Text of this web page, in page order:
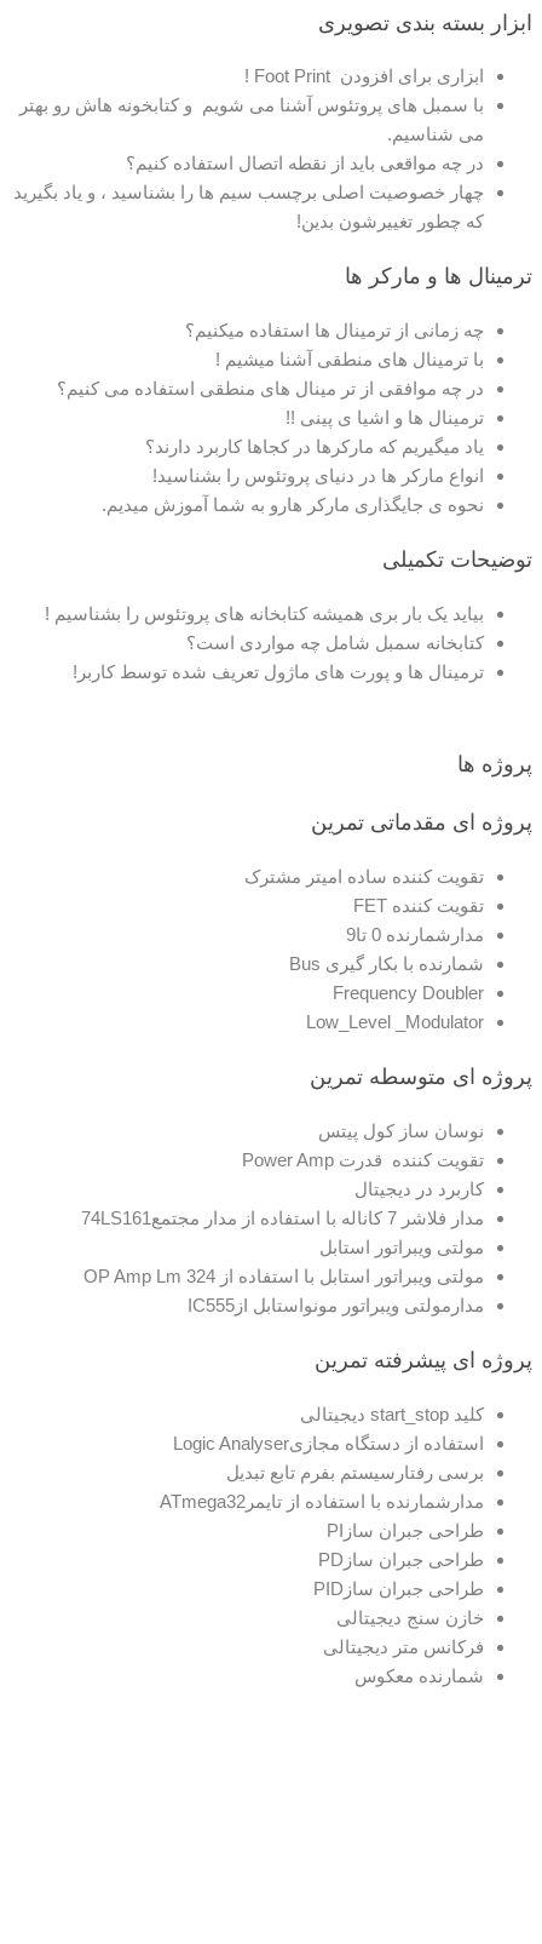
ابزار بسته بندی تصویری
ابزاری برای افزودن Foot Print !
با سمبل های پروتئوس آشنا می شویم و کتابخونه هاش رو بهتر
می شناسیم.
در چه مواقعی باید از نقطه اتصال استفاده کنیم؟
چهار خصوصیت اصلی برچسب سیم ها را بشناسید ، و یاد بگیرید
که چطور تغییرشون بدین!
ترمینال ها و مارکر ها
چه زمانی از ترمینال ها استفاده میکنیم؟
با ترمینال های منطقی آشنا میشیم !
در چه موافقی از تر مینال های منطقی استفاده می کنیم؟
ترمینال ها و اشیا ی پینی !!
یاد میگیریم که مارکرها در کجاها کاربرد دارند؟
انواع مارکر ها در دنیای پروتئوس را بشناسید!
نحوه ی جایگذاری مارکر هارو به شما آموزش میدیم.
توضیحات تکمیلی
بیاید یک بار بری همیشه کتابخانه های پروتئوس را بشناسیم !
کتابخانه سمبل شامل چه مواردی است؟
ترمینال ها و پورت های ماژول تعریف شده توسط کاربر!
پروژه ها
پروژه ای مقدماتی تمرین
تقویت کننده ساده امیتر مشترک
تقویت کننده FET
مدارشمارنده 0 تا9
شمارنده با بکار گیری Bus
Frequency Doubler
Low_Level _Modulator
پروژه ای متوسطه تمرین
نوسان ساز کول پیتس
تقویت کننده قدرت Power Amp
کاربرد در دیجیتال
مدار فلاشر 7 کاناله با استفاده از مدار مجتمع74LS161
مولتی ویبراتور استابل
مولتی ویبراتور استابل با استفاده از OP Amp Lm 324
مدارمولتی ویبراتور مونواستابل IزIC555
پروژه ای پیشرفته تمرین
کلید start_stop دیجیتالی
استفاده از دستگاه مجازیLogic Analyser
برسی رفتارسیستم بفرم تابع تبدیل
مدارشمارنده با استفاده از تایمرATmega32
طراحی جبران سازPI
طراحی جبران سازPD
طراحی جبران سازPID
خازن سنج دیجیتالی
فرکانس متر دیجیتالی
شمارنده معکوس